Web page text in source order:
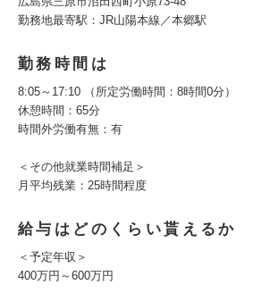
勤務地最寄駅：JR山陽本線／本郷駅
勤務時間は
8:05～17:10 （所定労働時間：8時間0分）
休憩時間：65分
時間外労働有無：有
＜その他就業時間補足＞
月平均残業：25時間程度
給与はどのくらい貰えるか
＜予定年収＞
400万円～600万円